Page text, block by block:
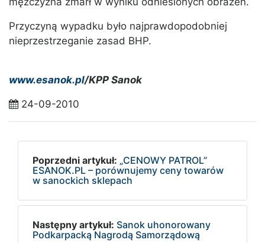
Przyczyną wypadku było najprawdopodobniej
nieprzestrzeganie zasad BHP.
www.esanok.pl/KPP Sanok
24-09-2010
Poprzedni artykuł: „CENOWY PATROL”
ESANOK.PL – porównujemy ceny towarów
w sanockich sklepach
Następny artykuł: Sanok uhonorowany
Podkarpacką Nagrodą Samorządową